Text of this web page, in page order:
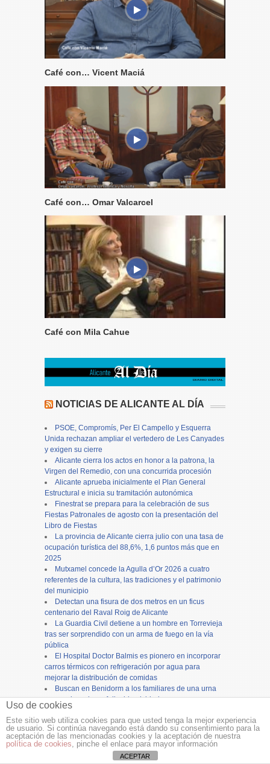
Café con… Vicent Maciá
Café con… Omar Valcarcel
Café con Mila Cahue
NOTICIAS DE ALICANTE AL DÍA
PSOE, Compromís, Per El Campello y Esquerra
Unida rechazan ampliar el vertedero de Les Canyades
y exigen su cierre
Alicante cierra los actos en honor a la patrona, la
Virgen del Remedio, con una concurrida procesión
Alicante aprueba inicialmente el Plan General
Estructural e inicia su tramitación autonómica
Finestrat se prepara para la celebración de sus
Fiestas Patronales de agosto con la presentación del
Libro de Fiestas
La provincia de Alicante cierra julio con una tasa de
ocupación turística del 88,6%, 1,6 puntos más que en
2025
Mutxamel concede la Agulla d’Or 2026 a cuatro
referentes de la cultura, las tradiciones y el patrimonio
del municipio
Detectan una fisura de dos metros en un ficus
centenario del Raval Roig de Alicante
La Guardia Civil detiene a un hombre en Torrevieja
tras ser sorprendido con un arma de fuego en la vía
pública
El Hospital Doctor Balmis es pionero en incorporar
carros térmicos con refrigeración por agua para
mejorar la distribución de comidas
Buscan en Benidorm a los familiares de una urna
con cenizas de un fallecido olvidada en un
supermercado
Copyright ©12tvy12endigital.es
Uso de cookies
Este sitio web utiliza cookies para que usted tenga la mejor experiencia
de usuario. Si continúa navegando está dando su consentimiento para la
aceptación de las mencionadas cookies y la aceptación de nuestra
política de cookies, pinche el enlace para mayor información
ACEPTAR